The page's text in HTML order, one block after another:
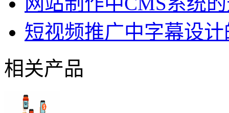
短视频推广中字幕设
相关产品